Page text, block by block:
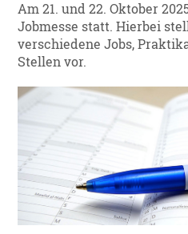
Am 21. und 22. Oktober
Jobmesse statt. Hierbei
verschiedene Jobs,
Stellen vor.